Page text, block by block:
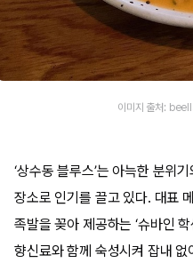
이미지 출처:
‘상수동 블루스’는 아늑한 분위
장소로 인기를 끌고 있다. 대표
족발을 꽂아 제공하는 ‘슈바인
향신료와 함께 숙성시켜 잡내